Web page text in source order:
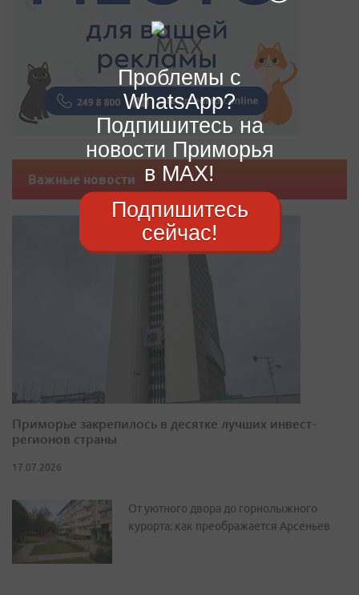
Важные новости
Приморье закрепилось в десятке лучших инвест-
регионов страны
17.07.2026
От уютного двора до горнолыжного
курорта: как преображается Арсеньев
Проблемы с
WhatsApp?
Подпишитесь на
новости Приморья
в MAX!
Подпишитесь
сейчас!